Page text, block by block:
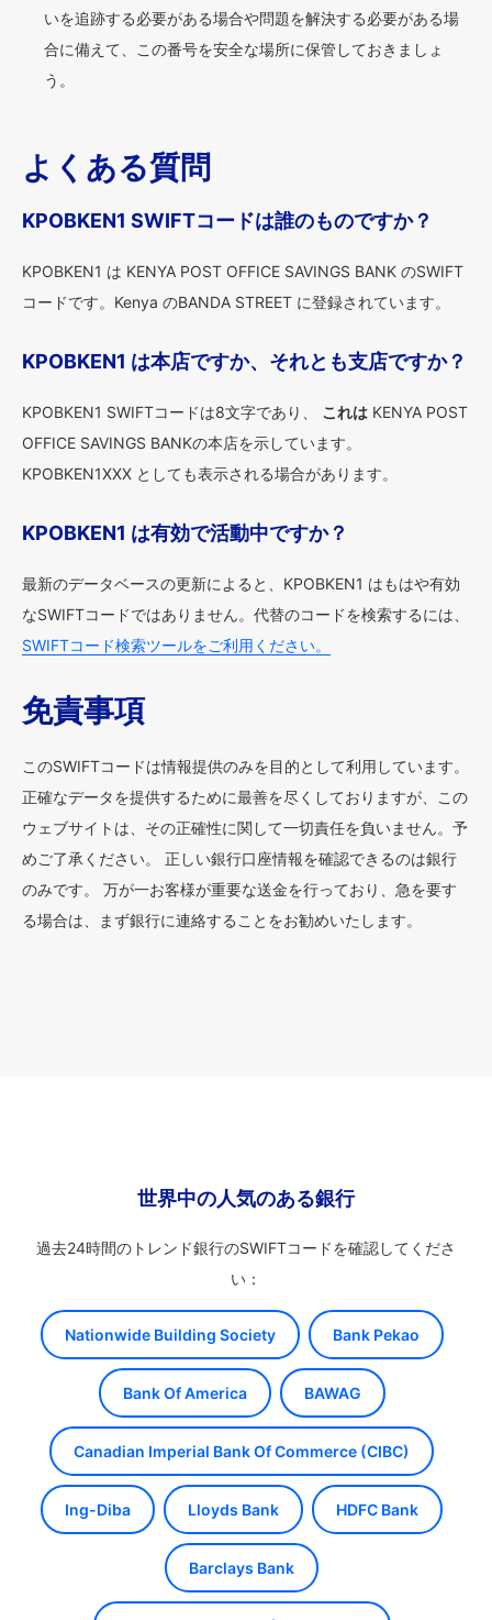
いを追跡する必要がある場合や問題を解決する必要がある場
合に備えて、この番号を安全な場所に保管しておきましょ
う。
よくある質問
KPOBKEN1 SWIFTコードは誰のものですか？
KPOBKEN1 は KENYA POST OFFICE SAVINGS BANK のSWIFT
コードです。Kenya のBANDA STREET に登録されています。
KPOBKEN1 は本店ですか、それとも支店ですか？
KPOBKEN1 SWIFTコードは8文字であり、 これは KENYA POST
OFFICE SAVINGS BANKの本店を示しています。
KPOBKEN1XXX としても表示される場合があります。
KPOBKEN1 は有効で活動中ですか？
最新のデータベースの更新によると、KPOBKEN1 はもはや有効
なSWIFTコードではありません。代替のコードを検索するには、
SWIFTコード検索ツールをご利用ください。
免責事項
このSWIFTコードは情報提供のみを目的として利用しています。
正確なデータを提供するために最善を尽くしておりますが、この
ウェブサイトは、その正確性に関して一切責任を負いません。予
めご了承ください。 正しい銀行口座情報を確認できるのは銀行
のみです。 万が一お客様が重要な送金を行っており、急を要す
る場合は、まず銀行に連絡することをお勧めいたします。
世界中の人気のある銀行
過去24時間のトレンド銀行のSWIFTコードを確認してくださ
い：
Nationwide Building Society Bank Pekao
Bank Of America BAWAG
Canadian Imperial Bank Of Commerce (CIBC)
Ing-Diba Lloyds Bank HDFC Bank
Barclays Bank